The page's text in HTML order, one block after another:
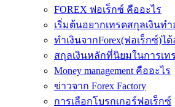
FOREX ฟอเร็กซ์ คืออะไร
เริ่มต้นอยากเทรดสกุลเงินทำ
ทำเงินจากForex(ฟอเร็กซ์)ได้
สกุลเงินหลักที่นิยมในการเท
Money management คืออะไร
ข่าวจาก Forex Factory
การเลือกโบรกเกอร์ฟอเร็กซ์